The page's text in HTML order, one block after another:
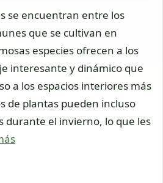
se encuentran entre los
que se cultivan en
especies ofrecen a los
interesante y dinámico que
a los espacios interiores más
de plantas pueden incluso
durante el invierno, lo que les